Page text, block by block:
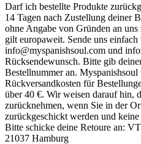
Darf ich bestellte Produkte
14 Tagen nach Zustellung deiner
ohne Angabe von Gründen an
gilt europaweit. Sende uns
info@myspanishsoul.com und
Rücksendewunsch. Bitte gib
Bestellnummer an.
Rückversandkosten für
über 40 €. Wir weisen darauf hin,
zurücknehmen, wenn Sie in der
zurückgeschickt werden und
Bitte schicke deine Retoure an:
21037 Hamburg